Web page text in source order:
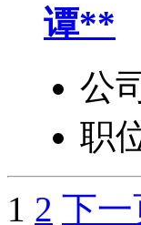
谭**
公
职
1 2 下一